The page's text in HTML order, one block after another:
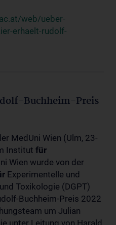
web/ueber-
erhaelt-rudolf-
Buchheim-Preis
MedUni Wien (Ulm, 23-
Institut für
Wien wurde von der
Experimentelle und
und Toxikologie (DGPT)
Buchheim-Preis 2022
um Julian
unter Leitung von Harald